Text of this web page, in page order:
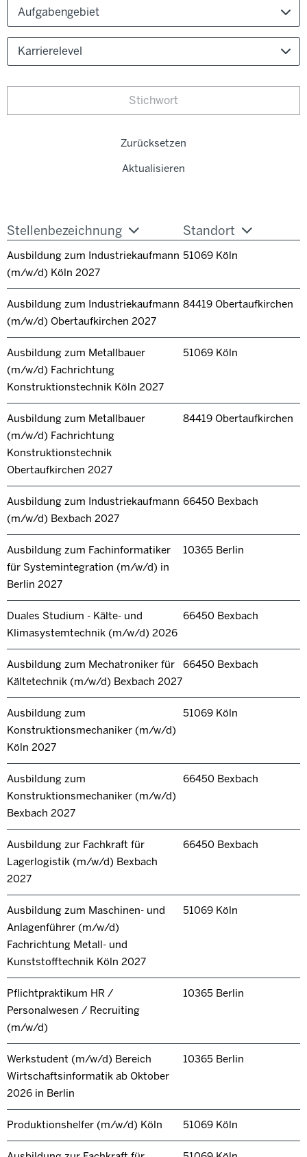
Aufgabengebiet
Karrierelevel
Zurücksetzen
Aktualisieren
Stellenbezeichnung Standort
Ausbildung zum Industriekaufmann
(m/w/d) Köln 2027
51069 Köln
Ausbildung zum Industriekaufmann
(m/w/d) Obertaufkirchen 2027
84419 Obertaufkirchen
Ausbildung zum Metallbauer
(m/w/d) Fachrichtung
Konstruktionstechnik Köln 2027
51069 Köln
Ausbildung zum Metallbauer
(m/w/d) Fachrichtung
Konstruktionstechnik
Obertaufkirchen 2027
84419 Obertaufkirchen
Ausbildung zum Industriekaufmann
(m/w/d) Bexbach 2027
66450 Bexbach
Ausbildung zum Fachinformatiker
für Systemintegration (m/w/d) in
Berlin 2027
10365 Berlin
Duales Studium - Kälte- und
Klimasystemtechnik (m/w/d) 2026
66450 Bexbach
Ausbildung zum Mechatroniker für
Kältetechnik (m/w/d) Bexbach 2027
66450 Bexbach
Ausbildung zum
Konstruktionsmechaniker (m/w/d)
Köln 2027
51069 Köln
Ausbildung zum
Konstruktionsmechaniker (m/w/d)
Bexbach 2027
66450 Bexbach
Ausbildung zur Fachkraft für
Lagerlogistik (m/w/d) Bexbach
2027
66450 Bexbach
Ausbildung zum Maschinen- und
Anlagenführer (m/w/d)
Fachrichtung Metall- und
Kunststofftechnik Köln 2027
51069 Köln
Pflichtpraktikum HR /
Personalwesen / Recruiting
(m/w/d)
10365 Berlin
Werkstudent (m/w/d) Bereich
Wirtschaftsinformatik ab Oktober
2026 in Berlin
10365 Berlin
Produktionshelfer (m/w/d) Köln 51069 Köln